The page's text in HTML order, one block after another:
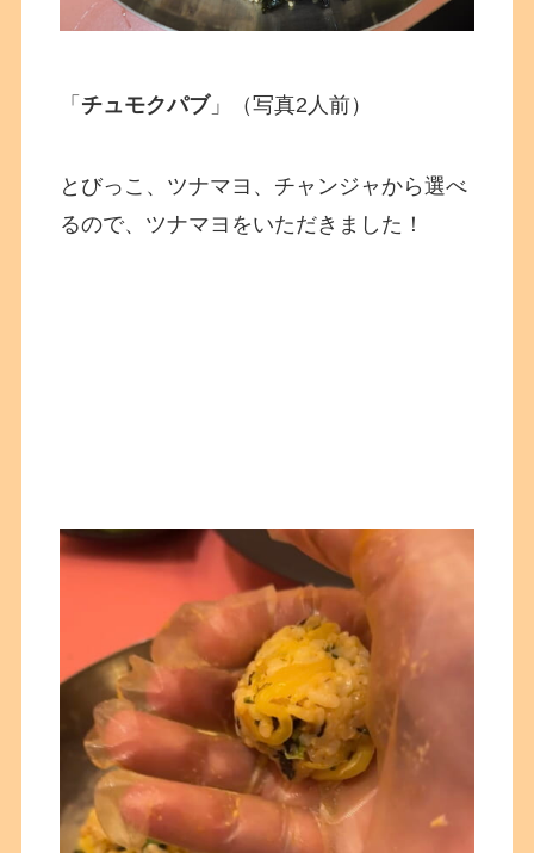
「 チュモクパブ」（写真2人前）
とびっこ、ツナマヨ、チャンジャから選べ
るので、ツナマヨをいただきました！